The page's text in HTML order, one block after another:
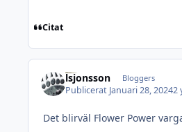
Citat
lsjonsson Bloggers
Publicerat Januari 28, 20242
Det blirväl Flower Power